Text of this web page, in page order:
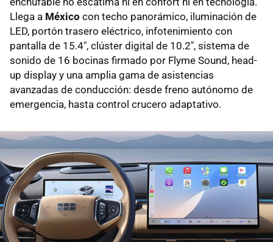
Llega a México con techo panorámico, iluminación de
LED, portón trasero eléctrico, infotenimiento con
pantalla de 15.4", clúster digital de 10.2", sistema de
sonido de 16 bocinas firmado por Flyme Sound, head-
up display y una amplia gama de asistencias
avanzadas de conducción: desde freno autónomo de
emergencia, hasta control crucero adaptativo.